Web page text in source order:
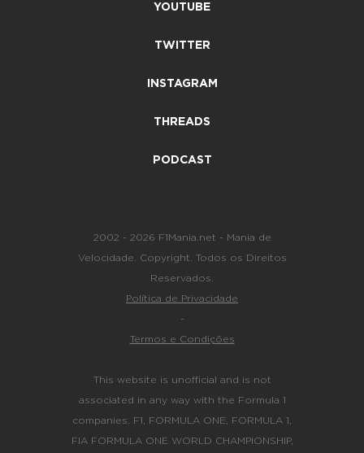
YOUTUBE
TWITTER
INSTAGRAM
THREADS
PODCAST
2002 - 2026 F1Mania.net - Mania de
Velocidade. Copyright. Todos os Direitos
Reservados.
Política de Privacidade
-
Termos e Condições
This website is unofficial and is not
associated in any way with the Formula 1
companies. F1, FORMULA ONE, FORMULA 1,
FIA FORMULA ONE WORLD CHAMPIONSHIP,